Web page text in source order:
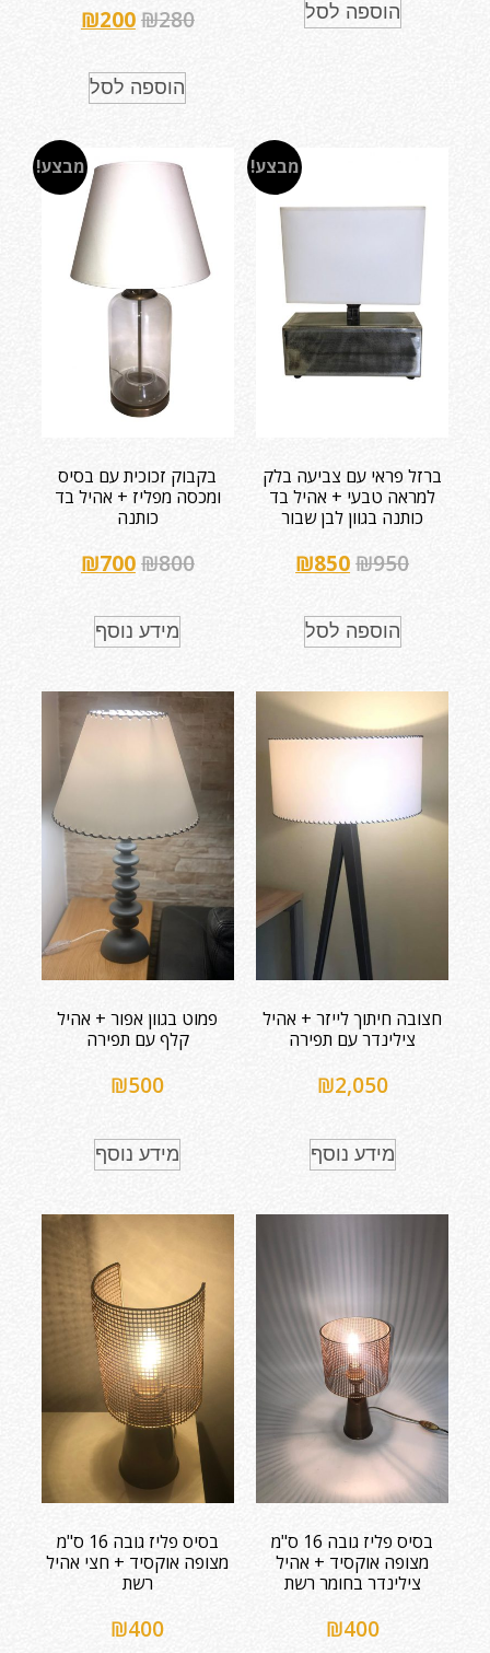
הוספה לסל ₪280
₪200
הוספה לסל
מבצע!
ברזל פראי עם צביעה בלק
למראה טבעי + אהיל בד
כותנה בגוון לבן שבור
₪950
₪850
הוספה לסל
מבצע!
בקבוק זכוכית עם בסיס
ומכסה מפליז + אהיל בד
כותנה
₪800
₪700
מידע נוסף
חצובה חיתוך לייזר + אהיל
צילינדר עם תפירה
₪2,050
מידע נוסף
פמוט בגוון אפור + אהיל
קלף עם תפירה
₪500
מידע נוסף
בסיס פליז גובה 16 ס"מ
מצופה אוקסיד + אהיל
צילינדר בחומר רשת
₪400
בסיס פליז גובה 16 ס"מ
מצופה אוקסיד + חצי אהיל
רשת
₪400